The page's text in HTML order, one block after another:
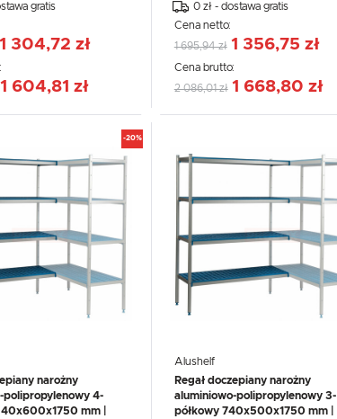
gratis
1 304,72 zł
1 604,81 zł
0 zł - dostawa gratis
Cena netto:
1 695,94 zł 1 356,75 zł
Cena brutto:
2 086,01 zł 1 668,80 zł
-20%
narożny
polipropylenowy 4-
mm |
Alushelf
Regał doczepiany narożny
aluminiowo-polipropylenowy 3-
półkowy 740x500x1750 mm |
dokonać zmiany swoich ustawień.